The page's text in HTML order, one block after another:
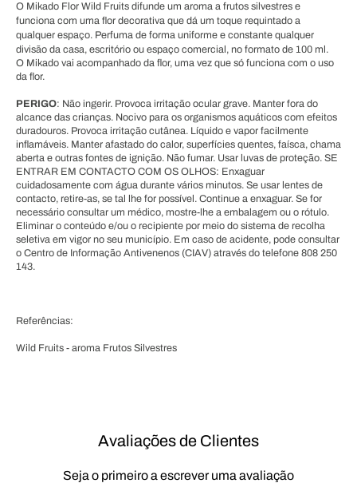
O Mikado Flor Wild Fruits difunde um aroma a frutos silvestres e
funciona com uma flor decorativa que dá um toque requintado a
qualquer espaço. Perfuma de forma uniforme e constante qualquer
divisão da casa, escritório ou espaço comercial, no formato de 100 ml.
O Mikado vai acompanhado da flor, uma vez que só funciona com o uso
da flor.
PERIGO: Não ingerir. Provoca irritação ocular grave. Manter fora do
alcance das crianças. Nocivo para os organismos aquáticos com efeitos
duradouros. Provoca irritação cutânea. Líquido e vapor facilmente
inflamáveis. Manter afastado do calor, superfícies quentes, faísca, chama
aberta e outras fontes de ignição. Não fumar. Usar luvas de proteção. SE
ENTRAR EM CONTACTO COM OS OLHOS: Enxaguar
cuidadosamente com água durante vários minutos. Se usar lentes de
contacto, retire-as, se tal lhe for possível. Continue a enxaguar. Se for
necessário consultar um médico, mostre-lhe a embalagem ou o rótulo.
Eliminar o conteúdo e/ou o recipiente por meio do sistema de recolha
seletiva em vigor no seu município. Em caso de acidente, pode consultar
o Centro de Informação Antivenenos (CIAV) através do telefone 808 250
143.
Referências:
Wild Fruits - aroma Frutos Silvestres
Avaliações de Clientes
Seja o primeiro a escrever uma avaliação